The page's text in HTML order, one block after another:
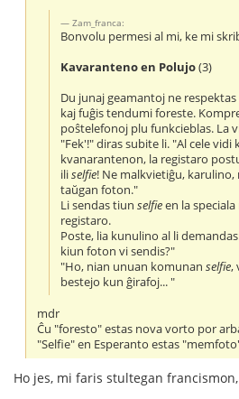
Zam_franca:
Bonvolu permesi al mi, ke mi
Kavaranteno en Polujo(3)
Du junaj geamantoj ne
kaj fuĝis tendumi foreste.
poŝtelefonoj plu funkcieblas. La
"Fek'!" diras subite li. "Al cele vidi
kvanarantenon, la registaro
iliselfie! Ne malkvietiĝu, karulino,
taŭgan foton."
Li sendas tiunselfieen la
registaro.
Poste, lia kunulino al li
kiun foton vi sendis?"
"Ho, nian unuan komunanselfie,
bestejo kun ĝirafoj... "
mdr
Ĉu "foresto" estas nova vorto por
"Selfie" en Esperanto estas
Ho jes, mi faris stultegan